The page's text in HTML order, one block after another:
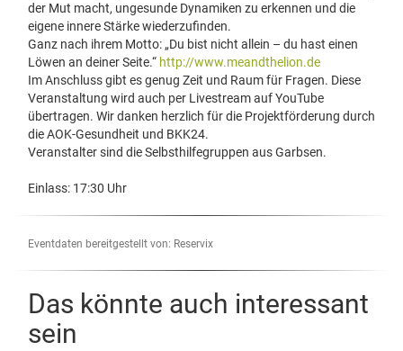
der Mut macht, ungesunde Dynamiken zu erkennen und die
eigene innere Stärke wiederzufinden.
Ganz nach ihrem Motto: „Du bist nicht allein – du hast einen
Löwen an deiner Seite.“ http://www.meandthelion.de
Im Anschluss gibt es genug Zeit und Raum für Fragen. Diese
Veranstaltung wird auch per Livestream auf YouTube
übertragen. Wir danken herzlich für die Projektförderung durch
die AOK-Gesundheit und BKK24.
Veranstalter sind die Selbsthilfegruppen aus Garbsen.
Einlass: 17:30 Uhr
Eventdaten bereitgestellt von: Reservix
Das könnte auch interessant
sein